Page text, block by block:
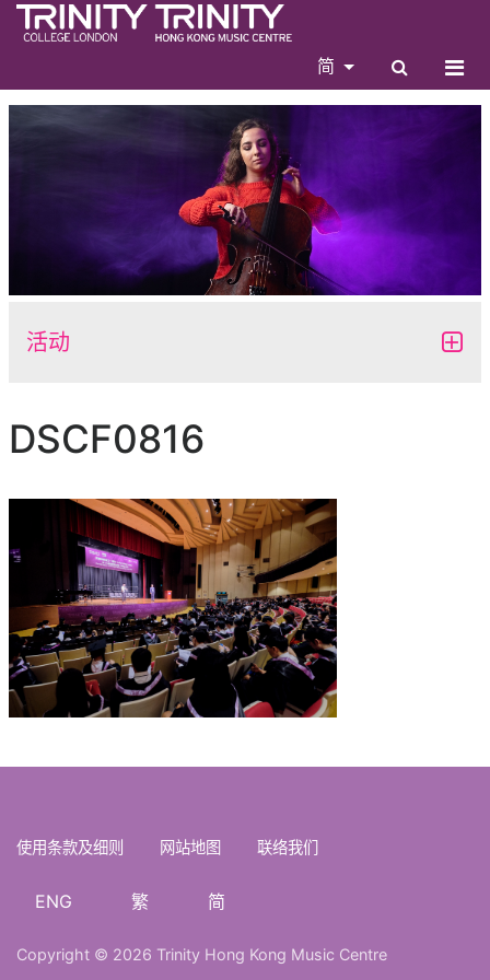
简
活动
DSCF0816
使用条款及细则 网站地图 联络我们
ENG 繁 简
Copyright © 2026 Trinity Hong Kong Music Centre